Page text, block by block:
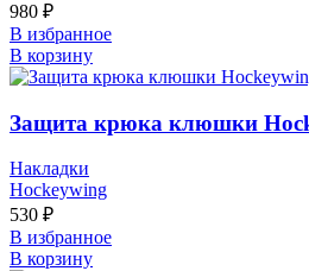
980 ₽
В избранное
В корзину
Защита крюка клюшки
Накладки
Hockeywing
530 ₽
В избранное
В корзину